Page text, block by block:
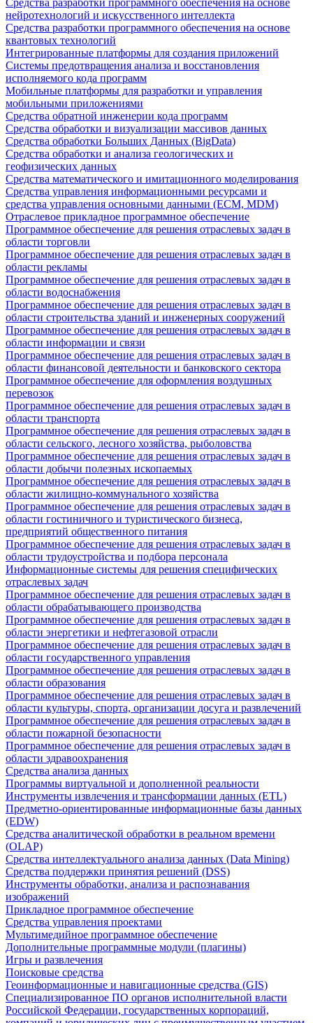
Средства разработки программного обеспечения на основе
нейротехнологий и искусственного интеллекта
Средства разработки программного обеспечения на основе
квантовых технологий
Интегрированные платформы для создания приложений
Системы предотвращения анализа и восстановления
исполняемого кода программ
Мобильные платформы для разработки и управления
мобильными приложениями
Средства обратной инженерии кода программ
Средства обработки и визуализации массивов данных
Средства обработки Больших Данных (BigData)
Средства обработки и анализа геологических и
геофизических данных
Средства математического и имитационного моделирования
Средства управления информационными ресурсами и
средства управления основными данными (ECM, MDM)
Отраслевое прикладное программное обеспечение
Программное обеспечение для решения отраслевых задач в
области торговли
Программное обеспечение для решения отраслевых задач в
области рекламы
Программное обеспечение для решения отраслевых задач в
области водоснабжения
Программное обеспечение для решения отраслевых задач в
области строительства зданий и инженерных сооружений
Программное обеспечение для решения отраслевых задач в
области информации и связи
Программное обеспечение для решения отраслевых задач в
области финансовой деятельности и банковского сектора
Программное обеспечение для оформления воздушных
перевозок
Программное обеспечение для решения отраслевых задач в
области транспорта
Программное обеспечение для решения отраслевых задач в
области сельского, лесного хозяйства, рыболовства
Программное обеспечение для решения отраслевых задач в
области добычи полезных ископаемых
Программное обеспечение для решения отраслевых задач в
области жилищно-коммунального хозяйства
Программное обеспечение для решения отраслевых задач в
области гостиничного и туристического бизнеса,
предприятий общественного питания
Программное обеспечение для решения отраслевых задач в
области трудоустройства и подбора персонала
Информационные системы для решения специфических
отраслевых задач
Программное обеспечение для решения отраслевых задач в
области обрабатывающего производства
Программное обеспечение для решения отраслевых задач в
области энергетики и нефтегазовой отрасли
Программное обеспечение для решения отраслевых задач в
области государственного управления
Программное обеспечение для решения отраслевых задач в
области образования
Программное обеспечение для решения отраслевых задач в
области культуры, спорта, организации досуга и развлечений
Программное обеспечение для решения отраслевых задач в
области пожарной безопасности
Программное обеспечение для решения отраслевых задач в
области здравоохранения
Средства анализа данных
Программы виртуальной и дополненной реальности
Инструменты извлечения и трансформации данных (ETL)
Предметно-ориентированные информационные базы данных
(EDW)
Средства аналитической обработки в реальном времени
(OLAP)
Средства интеллектуального анализа данных (Data Mining)
Средства поддержки принятия решений (DSS)
Инструменты обработки, анализа и распознавания
изображений
Прикладное программное обеспечение
Средства управления проектами
Мультимедийное программное обеспечение
Дополнительные программные модули (плагины)
Игры и развлечения
Поисковые средства
Геоинформационные и навигационные средства (GIS)
Специализированное ПО органов исполнительной власти
Российской Федерации, государственных корпораций,